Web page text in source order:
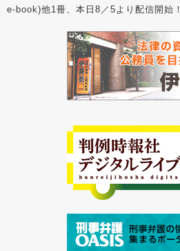
e-book)他1冊、本日8／5より配信開始！